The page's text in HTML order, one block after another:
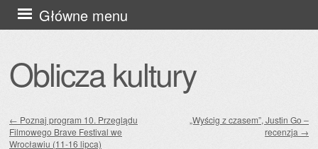
Oblicza kultury
Główne menu
Przejdź
do
Zobacz wpisy
← Poznaj program 10. Przeglądu
Filmowego Brave Festival we
Wrocławiu (11-16 lipca)
„Wyścig z czasem”, Justin Go –
recenzja →